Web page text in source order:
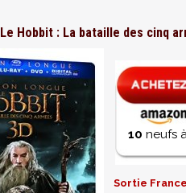
Le Hobbit : La bataille des cinq
10 neufs
Sortie